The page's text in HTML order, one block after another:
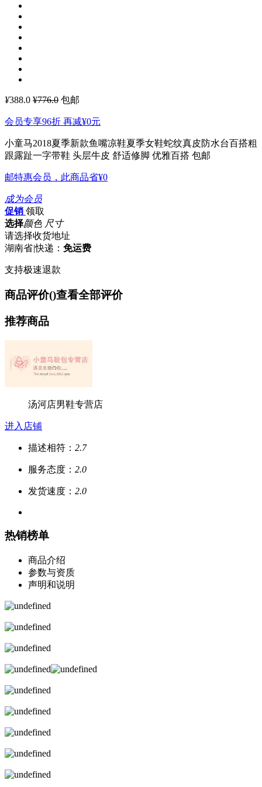
¥388.0 ¥776.0 包邮
会员专享96折 再减¥0元
小童马2018夏季新款鱼嘴凉鞋夏季女鞋蛇纹真皮防水台百搭粗
跟露趾一字带鞋 头层牛皮 舒适修脚 优雅百搭 包邮
邮特惠会员，此商品省¥0
成为会员
促销 领取
选择颜色 尺寸
请选择收货地址
湖南省|快递： 免运费
支持极速退款
商品评价()查看全部评价
推荐商品
汤河店男鞋专营店
进入店铺
描述相符： 2.7
服务态度： 2.0
发货速度： 2.0
热销榜单
商品介绍
参数与资质
声明和说明